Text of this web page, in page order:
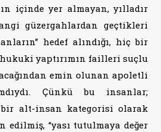
içinde yer almayan, yılladır
güzergahlardan geçtikleri
hedef alındığı, hiç bir
yaptırımın failleri suçlu
emin olunan apoletli
Çünkü bu insanlar;
bir alt-insan kategorisi olarak
edilmiş, “yası tutulmaya değer